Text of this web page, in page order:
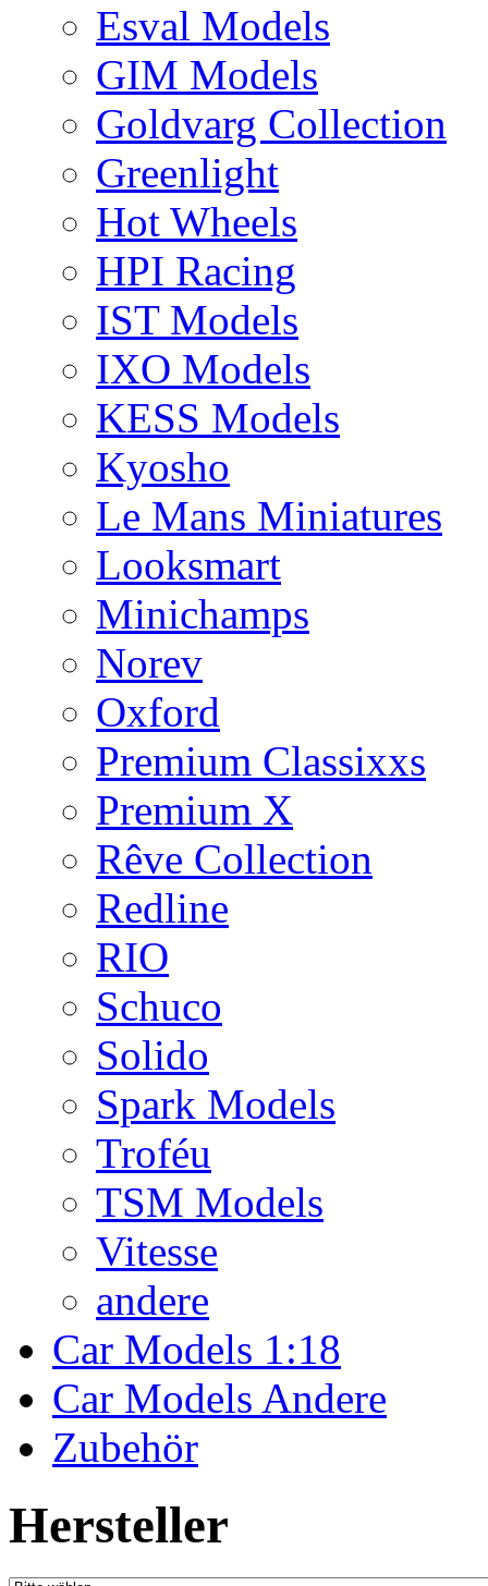
Esval Models
GIM Models
Goldvarg Collection
Greenlight
Hot Wheels
HPI Racing
IST Models
IXO Models
KESS Models
Kyosho
Le Mans Miniatures
Looksmart
Minichamps
Norev
Oxford
Premium Classixxs
Premium X
Rêve Collection
Redline
RIO
Schuco
Solido
Spark Models
Troféu
TSM Models
Vitesse
andere
Car Models 1:18
Car Models Andere
Zubehör
Hersteller